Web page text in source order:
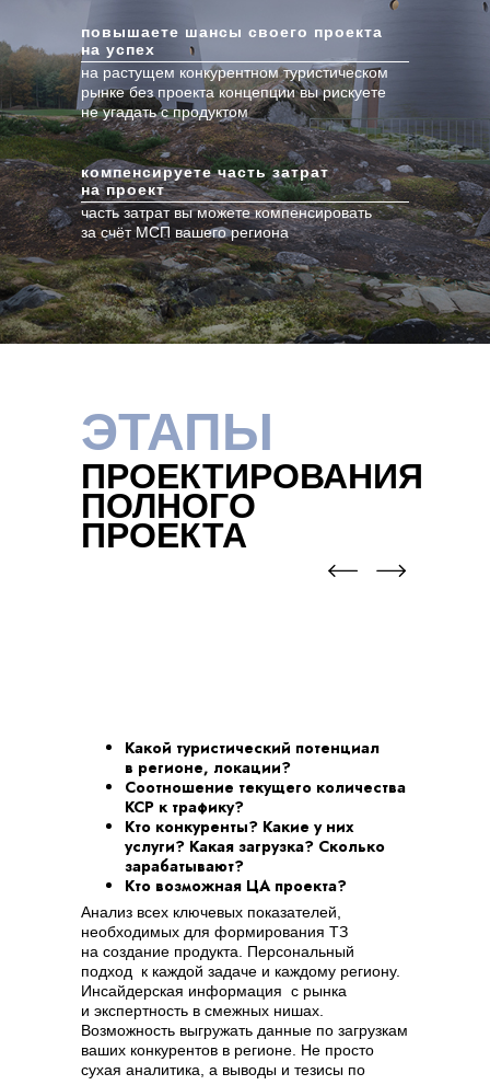
повышаете шансы своего проекта
на успех
на растущем конкурентном туристическом
рынке без проекта концепции вы рискуете
не угадать с продуктом
компенсируете часть затрат
на проект
часть затрат вы можете компенсировать
за счёт МСП вашего региона
ПРОЕКТИРОВАНИЯ
ПОЛНОГО
ПРОЕКТА
ЭТАПЫ
Какой туристический потенциал
в регионе, локации?
Соотношение текущего количества
КСР к трафику?
Кто конкуренты? Какие у них
услуги? Какая загрузка? Сколько
зарабатывают?
Кто возможная ЦА проекта?
Анализ всех ключевых показателей,
необходимых для формирования ТЗ
на создание продукта. Персональный
подход к каждой задаче и каждому региону.
Инсайдерская информация с рынка
и экспертность в смежных нишах.
Возможность выгружать данные по загрузкам
ваших конкурентов в регионе. Не просто
сухая аналитика, а выводы и тезисы по